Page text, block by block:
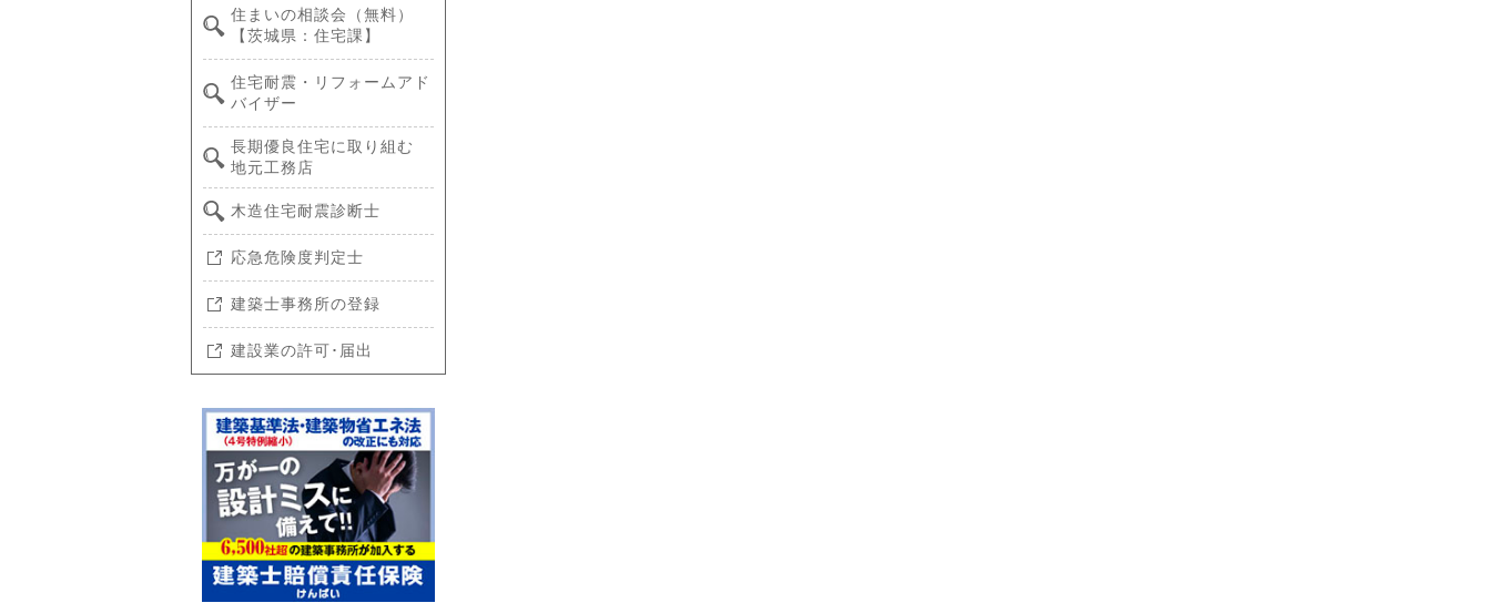
住まいの相談会（無料）
【茨城県：住宅課】
住宅耐震・リフォームアド
バイザー
長期優良住宅に取り組む
地元工務店
木造住宅耐震診断士
応急危険度判定士
建築士事務所の登録
建設業の許可･届出